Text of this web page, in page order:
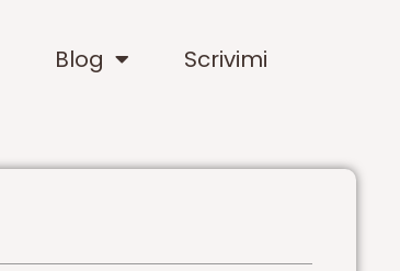
Blog Scrivimi